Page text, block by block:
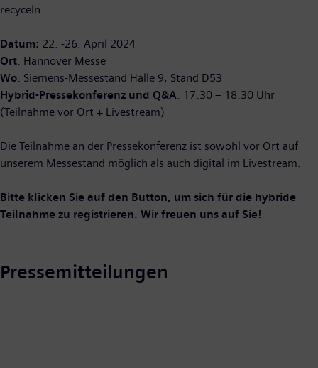
recyceln.
Datum: 22. -26. April 2024
Ort: Hannover Messe
Wo: Siemens-Messestand Halle 9, Stand D53
Hybrid-Pressekonferenz und Q&A: 17:30 – 18:30 Uhr
(Teilnahme vor Ort + Livestream)
Die Teilnahme an der Pressekonferenz ist sowohl vor Ort auf
unserem Messestand möglich als auch digital im Livestream.
Bitte klicken Sie auf den Button, um sich für die hybride
Teilnahme zu registrieren. Wir freuen uns auf Sie!
Pressemitteilungen